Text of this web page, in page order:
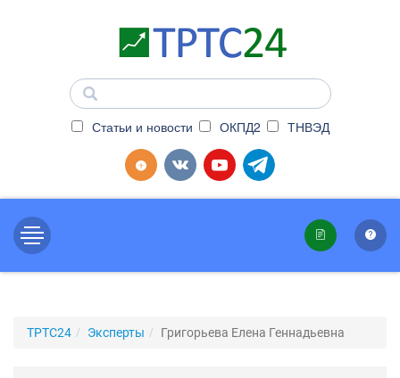
Статьи и новости ОКПД2 ТНВЭД
ТРТС24 Эксперты Григорьева Елена Геннадьевна